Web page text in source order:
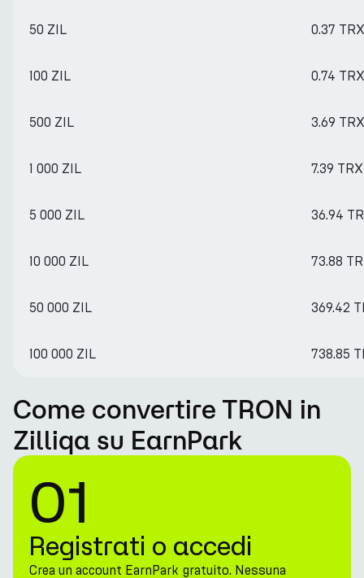
50 ZIL 0.37 TRX
100 ZIL 0.74 TRX
500 ZIL 3.69 TRX
1 000 ZIL 7.39 TRX
5 000 ZIL 36.94
10 000 ZIL 73.88
50 000 ZIL 369.42
100 000 ZIL 738.85
Come convertire TRON in
Zilliqa su EarnPark
01
Registrati o accedi
Crea un account EarnPark gratuito. Nessuna